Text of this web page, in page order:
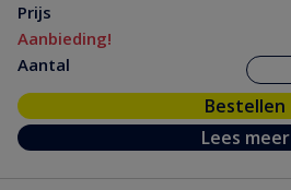
Prijs
Aanbieding!
Aantal
Bestellen
Lees meer